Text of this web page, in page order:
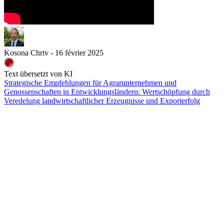
Kosona Chriv - 16 février 2025
Text übersetzt von KI
Strategische Empfehlungen für Agrarunternehmen und
Genossenschaften in Entwicklungsländern: Wertschöpfung durch
Veredelung landwirtschaftlicher Erzeugnisse und Exporterfolg